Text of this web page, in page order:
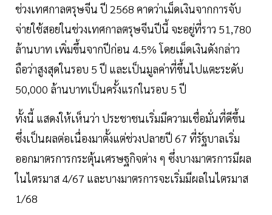
ช่วงเทศกาลตรุษจีน ปี 2568 คาดว่าเม็ดเงินจากการจับ
จ่ายใช้สอยในช่วงเทศกาลตรุษจีนปีนี้ จะอยู่ที่ราว 51,780
ล้านบาท เพิ่มขึ้นจากปีก่อน 4.5% โดยเม็ดเงินดังกล่าว
ถือว่าสูงสุดในรอบ 5 ปี และเป็นมูลค่าที่ขึ้นไปแตะระดับ
50,000 ล้านบาทเป็นครั้งแรกในรอบ 5 ปี
ทั้งนี้ แสดงให้เห็นว่า ประชาชนเริ่มมีความเชื่อมั่นที่ดีขึ้น
ซึ่งเป็นผลต่อเนื่องมาตั้งแต่ช่วงปลายปี 67 ที่รัฐบาลเริ่ม
ออกมาตรการกระตุ้นเศรษฐกิจต่าง ๆ ซึ่งบางมาตรการมีผล
ในไตรมาส 4/67 และบางมาตรการจะเริ่มมีผลในไตรมาส
1/68